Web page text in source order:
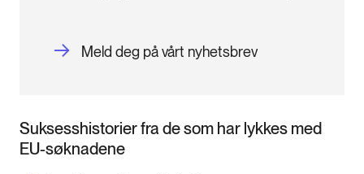
Meld deg på vårt nyhetsbrev
Suksesshistorier fra de som har lykkes med
EU-søknadene